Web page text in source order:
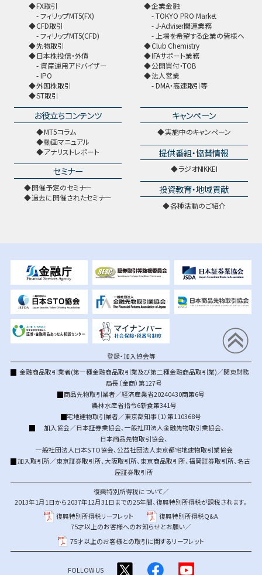
FX取引
フィリップMT5(FX)
CFD取引
フィリップMT5(CFD)
先物取引
日本株投信・外債
資産運用アドバイザー
IPO
外国株取引
ST取引
企業金融
TOKYO PRO Market
J-Adviser関連業務
上場を希望する企業の皆様へ
Club Chemistry
IFAサポート業務
公開買付・TOB
法人営業
DMA・高速取引等
お役立ちコンテンツ
MT5コラム
動画マニュアル
アナリストレポート
セミナー
開催予定のセミナー
過去に開催されたセミナー
キャンペーン
実施中のキャンペーン
提供番組・協賛情報
ラジオNIKKEI
投資教育・地域貢献
各種活動のご紹介
登録・加入協会等
金融商品取引業者(第一種金融商品取引業及び第二種金融商品取引業)／関東財務
局長（金商）第127号
商品先物取引業者／経済産業省20240430商第6号
農林水産省指令6新食第341号
宅地建物取引業者／東京都知事（1）第110368号
加入協会／日本証券業協会、一般社団法人金融先物取引業協会、
日本商品先物取引協会、
一般社団法人日本STO協会、公益社団法人東京都宅地建物取引業協会
加入取引所／東京証券取引所、大阪取引所、 東京商品取引所、福岡証券取引所、名古
屋証券取引所
復興特別所得税について／
2013年1月1日から2037年12月31日までの25年間、復興特別所得税が課税されます。
復興特別所得税リーフレット
復興特別所得税Q&A
75才以上のお客様へのお知らせとお願い／
75才以上のお客様との取引に関するリーフレット
FOLLOW US